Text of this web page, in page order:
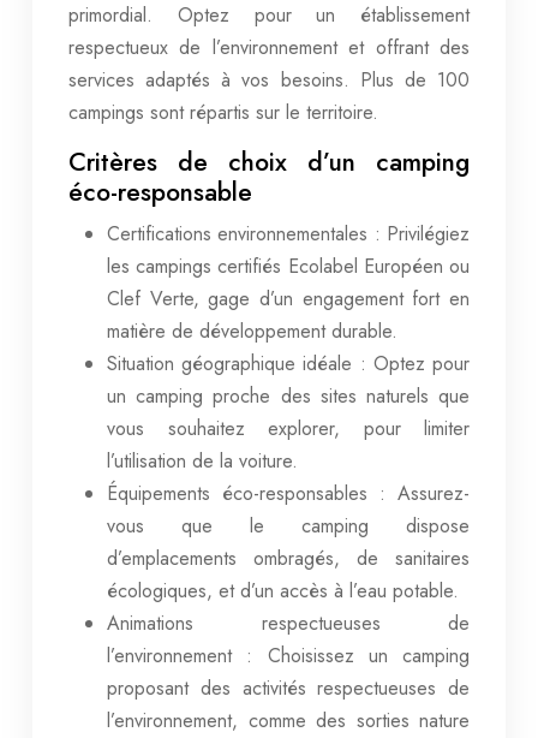
primordial. Optez pour un établissement
respectueux de l’environnement et offrant des
services adaptés à vos besoins. Plus de 100
campings sont répartis sur le territoire.
Critères de choix d’un camping
éco-responsable
Certifications environnementales : Privilégiez
les campings certifiés Ecolabel Européen ou
Clef Verte, gage d’un engagement fort en
matière de développement durable.
Situation géographique idéale : Optez pour
un camping proche des sites naturels que
vous souhaitez explorer, pour limiter
l’utilisation de la voiture.
Équipements éco-responsables : Assurez-
vous que le camping dispose
d’emplacements ombragés, de sanitaires
écologiques, et d’un accès à l’eau potable.
Animations respectueuses de
l’environnement : Choisissez un camping
proposant des activités respectueuses de
l’environnement, comme des sorties nature